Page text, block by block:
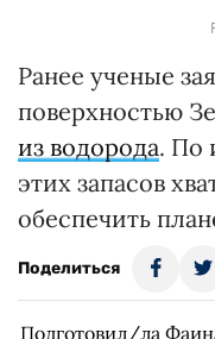
Ранее ученые
поверхностью
из водорода. По
этих запасов
обеспечить
Поделиться
Подготовил/ла